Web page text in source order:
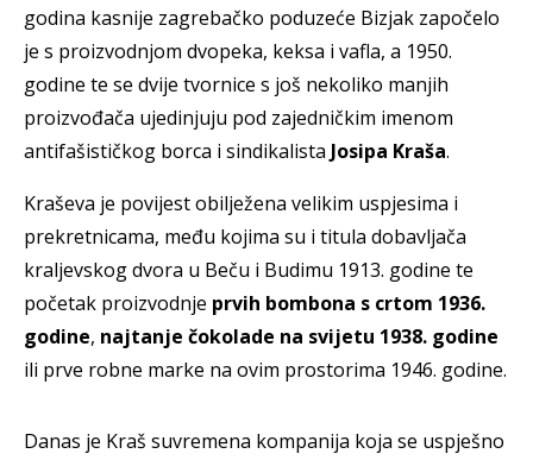
godina kasnije zagrebačko poduzeće Bizjak započelo
je s proizvodnjom dvopeka, keksa i vafla, a 1950.
godine te se dvije tvornice s još nekoliko manjih
proizvođača ujedinjuju pod zajedničkim imenom
antifašističkog borca i sindikalista Josipa Kraša.
Kraševa je povijest obilježena velikim uspjesima i
prekretnicama, među kojima su i titula dobavljača
kraljevskog dvora u Beču i Budimu 1913. godine te
početak proizvodnje prvih bombona s crtom 1936.
godine, najtanje čokolade na svijetu 1938. godine
ili prve robne marke na ovim prostorima 1946. godine.
Danas je Kraš suvremena kompanija koja se uspješno